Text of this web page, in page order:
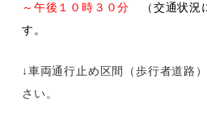
～午後１０時３０分 （交通状
す。
↓車両通行止め区間（歩行者道路
さい。